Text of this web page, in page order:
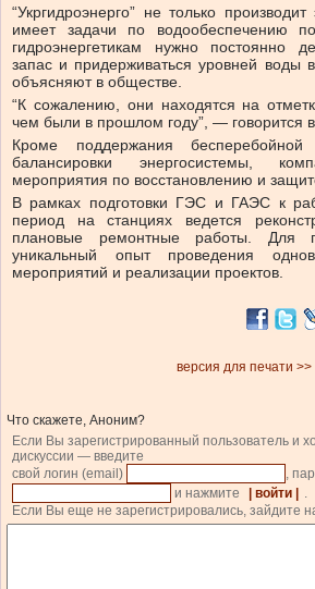
“Укргидроэнерго” не только
имеет задачи по водообеспечению
гидроэнергетикам нужно постоянно
запас и придерживаться уровней воды
объясняют в обществе.
“К сожалению, они находятся на
чем были в прошлом году”, — говорится
Кроме поддержания
балансировки энергосистемы,
мероприятия по восстановлению и
В рамках подготовки ГЭС и ГАЭС к
период на станциях ведется
плановые ремонтные работы. Для
уникальный опыт проведения
мероприятий и реализации проектов.
версия для печати >>
Что скажете, Аноним?
Если Вы зарегистрированный пользователь и
дискуссии — введите
свой логин (email)
,
и нажмите
| войти |
.
Если Вы еще не зарегистрировались, зайдите